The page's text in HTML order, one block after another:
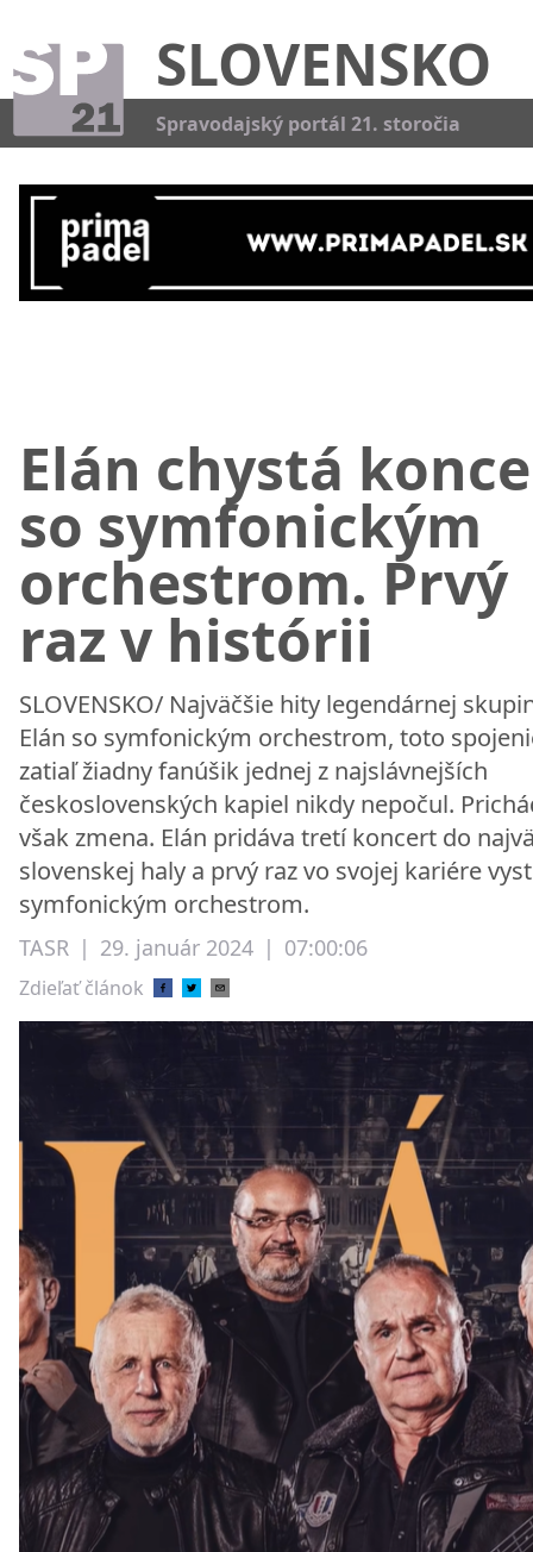
SLOVENSKO
Spravodajský portál 21. storočia
Elán chystá
so symfonickým
orchestrom. Prvý
raz v histórii
SLOVENSKO/ Najväčšie hity legendárnej
Elán so symfonickým orchestrom, toto
zatiaľ žiadny fanúšik jednej z najslávnejších
československých kapiel nikdy nepočul.
však zmena. Elán pridáva tretí koncert do
slovenskej haly a prvý raz vo svojej kariére
symfonickým orchestrom.
TASR | 29. január 2024 | 07:00:06
Zdieľať článok